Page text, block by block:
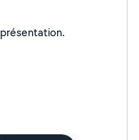
Je n'ai pas encore renseigné ma présentation.